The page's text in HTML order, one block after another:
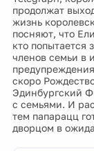
продолжат
жизнь
посняют, что
кто попытается
членов семьи в
скоро
Эдинбургский
с семьями. И
тем папарацц
дворцом в